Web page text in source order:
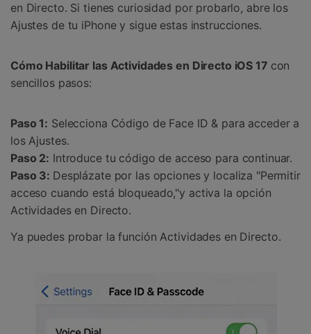
en Directo. Si tienes curiosidad por probarlo, abre los
Ajustes de tu iPhone y sigue estas instrucciones.
Cómo Habilitar las Actividades en Directo iOS 17 con
sencillos pasos:
Paso 1: Selecciona Código de Face ID & para acceder a
los Ajustes.
Paso 2: Introduce tu código de acceso para continuar.
Paso 3: Desplázate por las opciones y localiza "Permitir
acceso cuando está bloqueado,"y activa la opción
Actividades en Directo.
Ya puedes probar la función Actividades en Directo.